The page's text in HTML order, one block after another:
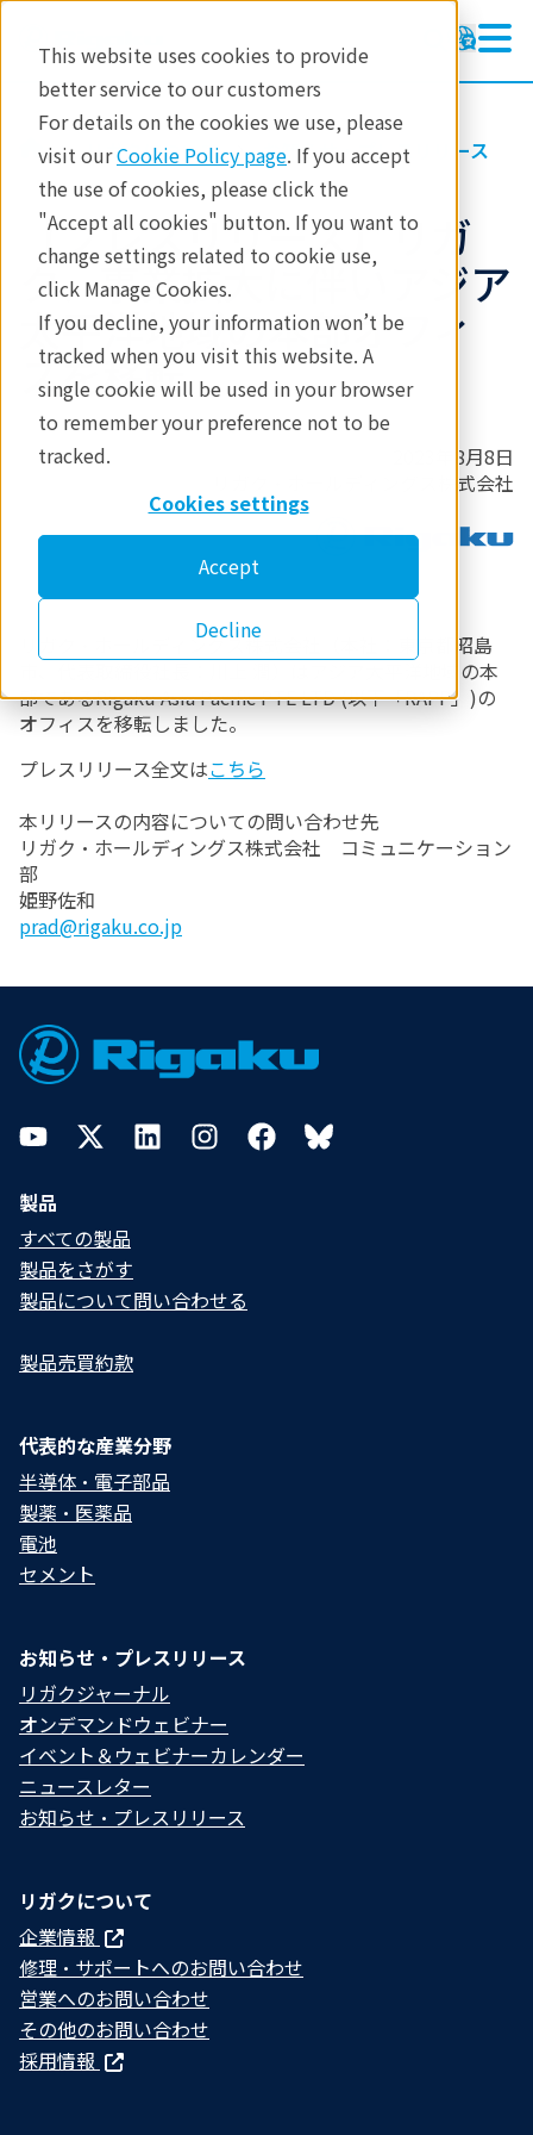
This website uses cookies to provide
better service to our customers
For details on the cookies we use, please
visit ourCookie Policy page. If you accept
the use of cookies, please click the
"Accept all cookies" button. If you want to
change settings related to cookie use,
click Manage Cookies.
If you decline, your information won’t be
tracked when you visit this website. A
single cookie will be used in your browser
to remember your preference not to be
tracked.
Cookies settings
Accept
Decline
リガクについて お知らせ・プレスリリース
【プレスリリース】リガ
ク、事業拡大に伴いアジア
太平洋地域の本部オフィ
スを移転
2023年8月8日
リガク・ホールディングス株式会社
リガク・ホールディングス株式会社（本社：東京都昭島
市、代表取締役社長：川上 潤）はアジア大平洋地域の本
部であるRigaku Asia Pacific PTE LTD (以下「RAPP」)の
オフィスを移転しました。
プレスリリース全文はこちら
本リリースの内容についての問い合わせ先
リガク・ホールディングス株式会社 コミュニケーション
部
姫野佐和
prad@rigaku.co.jp
Footer
YouTubeTwitterLinkedInInstagramFacebookBluesky
製品
すべての製品
製品をさがす
製品について問い合わせる​
製品売買約款
代表的な産業分野
半導体・電子部品
製薬・医薬品
電池
セメント
お知らせ・プレスリリース
リガクジャーナル
オンデマンドウェビナー
イベント＆ウェビナーカレンダー
ニュースレター
お知らせ・プレスリリース
リガクについて
企業情報
修理・サポートへのお問い合わせ
営業へのお問い合わせ
その他のお問い合わせ
採用情報